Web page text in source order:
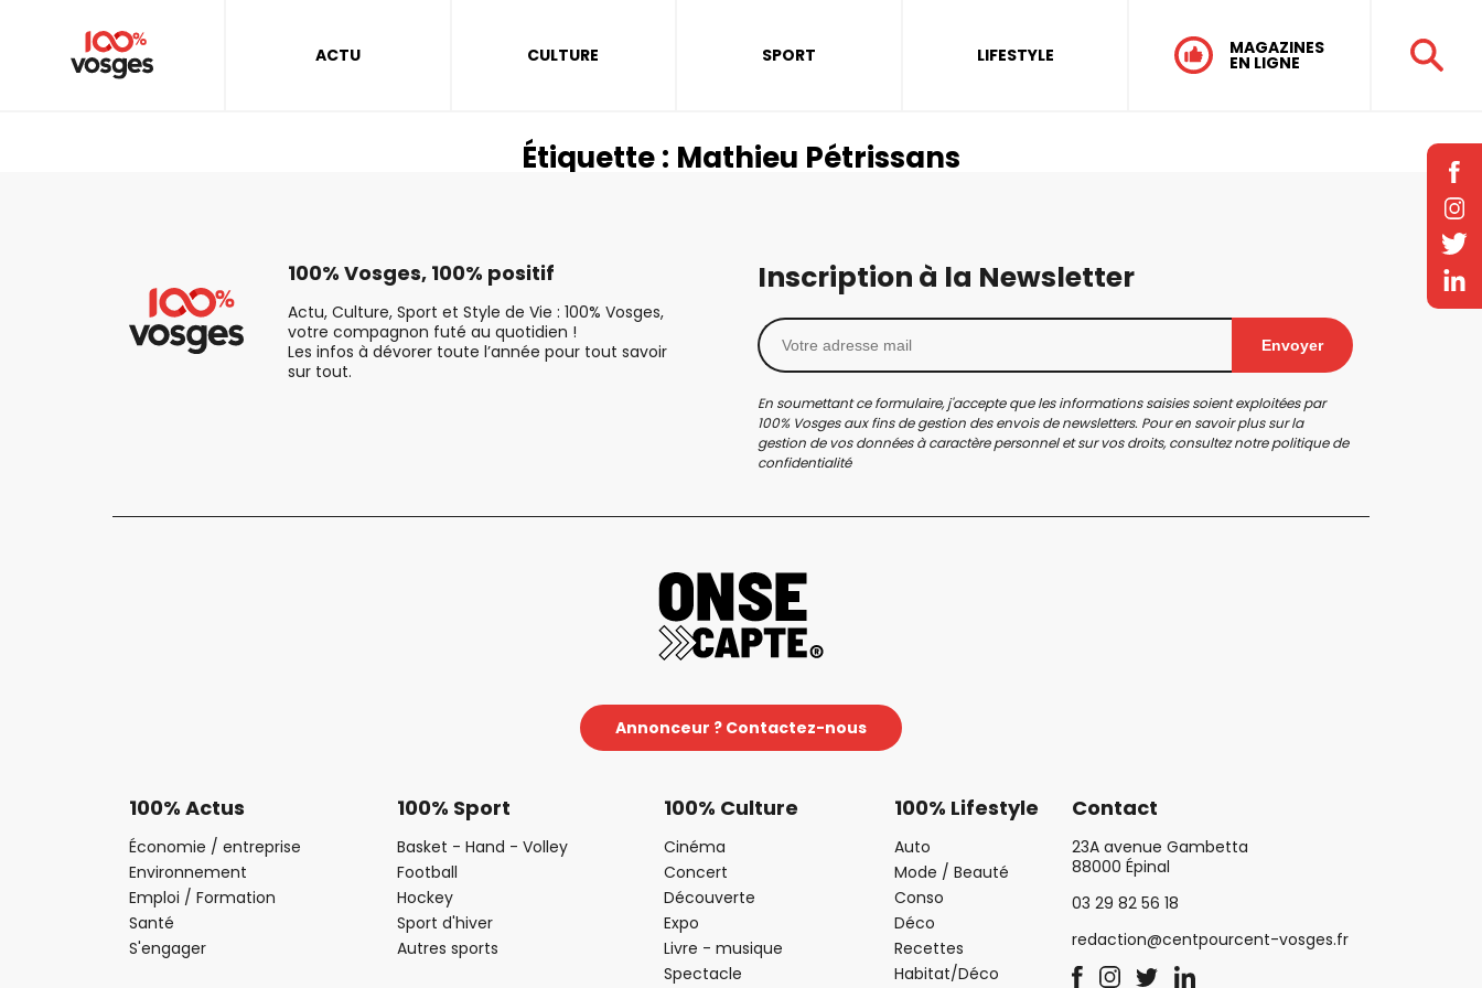
ACTU CULTURE SPORT LIFESTYLE MAGAZINES
EN LIGNE
Étiquette : Mathieu Pétrissans
100% Vosges, 100% positif
Actu, Culture, Sport et Style de Vie : 100% Vosges,
votre compagnon futé au quotidien !
Les infos à dévorer toute l’année pour tout savoir
sur tout.
Inscription à la Newsletter
Envoyer
En soumettant ce formulaire, j'accepte que les informations saisies soient exploitées par
100% Vosges aux fins de gestion des envois de newsletters. Pour en savoir plus sur la
gestion de vos données à caractère personnel et sur vos droits, consultez notrepolitique de
confidentialité
Annonceur ? Contactez-nous
100% Actus
Économie / entreprise
Environnement
Emploi / Formation
Santé
S'engager
100% Sport
Basket - Hand - Volley
Football
Hockey
Sport d'hiver
Autres sports
100% Culture
Cinéma
Concert
Découverte
Expo
Livre - musique
Spectacle
100% Lifestyle
Auto
Mode / Beauté
Conso
Déco
Recettes
Habitat/Déco
Contact
23A avenue Gambetta
88000 Épinal
03 29 82 56 18
redaction@centpourcent-vosges.fr